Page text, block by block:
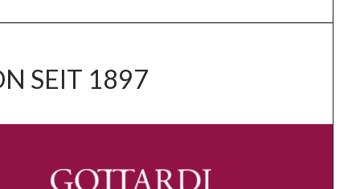
SEIT 1897